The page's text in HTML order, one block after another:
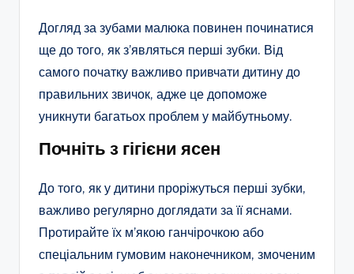
Догляд за зубами малюка повинен починатися
ще до того, як з’являться перші зубки. Від
самого початку важливо привчати дитину до
правильних звичок, адже це допоможе
уникнути багатьох проблем у майбутньому.
Почніть з гігієни ясен
До того, як у дитини проріжуться перші зубки,
важливо регулярно доглядати за її яснами.
Протирайте їх м’якою ганчірочкою або
спеціальним гумовим наконечником, змоченим